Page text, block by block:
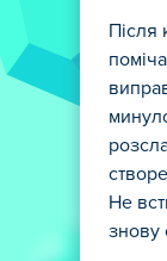
Після
Не
знову